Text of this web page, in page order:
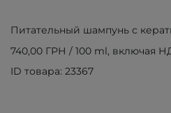
Питательный шампунь с
740,00 ГРН / 100 ml, включая
ID товара: 23367